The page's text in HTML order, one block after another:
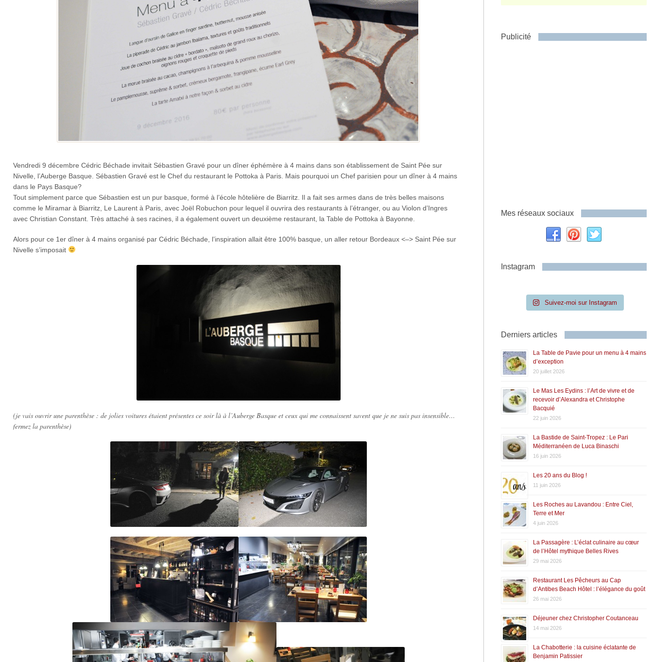
Vendredi 9 décembre Cédric Béchade invitait Sébastien Gravé pour un dîner éphémère à 4 mains dans son établissement de Saint Pée sur
Nivelle, l’Auberge Basque. Sébastien Gravé est le Chef du restaurant le Pottoka à Paris. Mais pourquoi un Chef parisien pour un dîner à 4 mains
dans le Pays Basque?
Tout simplement parce que Sébastien est un pur basque, formé à l’école hôtelière de Biarritz. Il a fait ses armes dans de très belles maisons
comme le Miramar à Biarritz, Le Laurent à Paris, avec Joël Robuchon pour lequel il ouvrira des restaurants à l’étranger, ou au Violon d’Ingres
avec Christian Constant. Très attaché à ses racines, il a également ouvert un deuxième restaurant, la Table de Pottoka à Bayonne.
Alors pour ce 1er dîner à 4 mains organisé par Cédric Béchade, l’inspiration allait être 100% basque, un aller retour Bordeaux <–> Saint Pée sur
Nivelle s’imposait
(je vais ouvrir une parenthèse : de jolies voitures étaient présentes ce soir là à l’Auberge Basque et ceux qui me connaissent savent que je ne suis pas insensible…
fermez la parenthèse)
Publicité
Mes réseaux sociaux
Instagram
Suivez-moi sur Instagram
Derniers articles
La Table de Pavie pour un menu à 4 mains
d’exception
20 juillet 2026
Le Mas Les Eydins : l’Art de vivre et de
recevoir d’Alexandra et Christophe
Bacquié
22 juin 2026
La Bastide de Saint-Tropez : Le Pari
Méditerranéen de Luca Binaschi
16 juin 2026
Les 20 ans du Blog !
11 juin 2026
Les Roches au Lavandou : Entre Ciel,
Terre et Mer
4 juin 2026
La Passagère : L’éclat culinaire au cœur
de l’Hôtel mythique Belles Rives
29 mai 2026
Restaurant Les Pêcheurs au Cap
d’Antibes Beach Hôtel : l’élégance du goût
26 mai 2026
Déjeuner chez Christopher Coutanceau
14 mai 2026
La Chabotterie : la cuisine éclatante de
Benjamin Patissier